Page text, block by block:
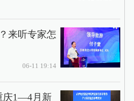
来听专家怎
06-11 19:14
庆1—4月新